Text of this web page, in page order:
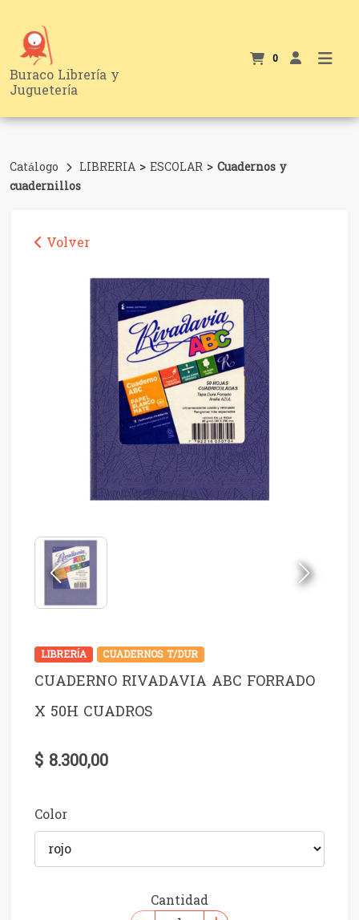
Buraco Librería y
Juguetería
0
Catálogo LIBRERIA > ESCOLAR > Cuadernos y
cuadernillos
Volver
LIBRERÍA CUADERNOS T/DUR
CUADERNO RIVADAVIA ABC FORRADO
X 50H CUADROS
$ 8.300,00
Color
Cantidad